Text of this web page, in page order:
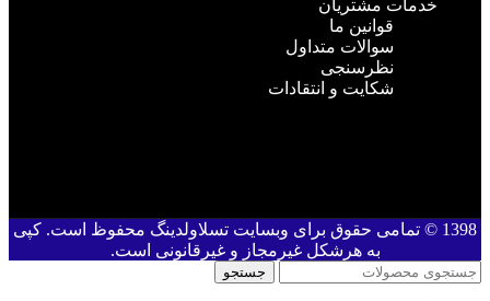
خدمات مشتریان
قوانین ما
سوالات متداول
نظرسنجی
شکایت و انتقادات
1398 © تمامی حقوق برای وبسایت تسلاولدینگ محفوظ است. کپی
به هرشکل غیرمجاز و غیرقانونی است.
جستجو